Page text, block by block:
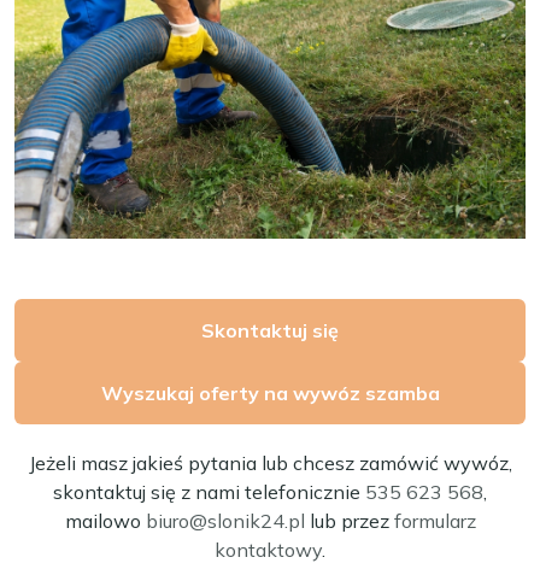
Skontaktuj się
Wyszukaj oferty na wywóz szamba
Jeżeli masz jakieś pytania lub chcesz zamówić wywóz,
skontaktuj się z nami telefonicznie 535 623 568,
mailowo biuro@slonik24.pl lub przez formularz
kontaktowy.